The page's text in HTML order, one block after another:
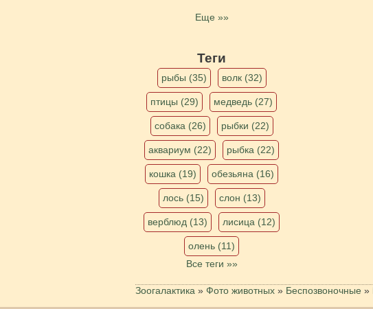
Еще »»
Теги
рыбы (35) волк (32)
птицы (29) медведь (27)
собака (26) рыбки (22)
аквариум (22) рыбка (22)
кошка (19) обезьяна (16)
лось (15) слон (13)
верблюд (13) лисица (12)
олень (11)
Все теги »»
Зоогалактика » Фото животных » Беспозвоночные »